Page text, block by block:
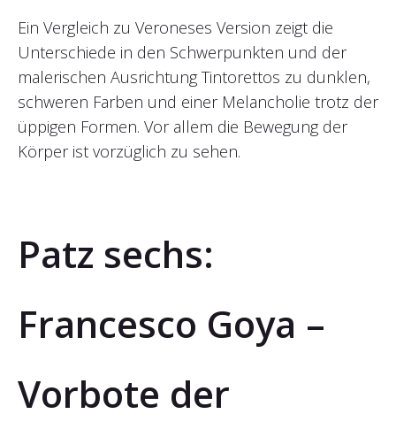
Ein Vergleich zu Veroneses Version zeigt die
Unterschiede in den Schwerpunkten und der
malerischen Ausrichtung Tintorettos zu dunklen,
schweren Farben und einer Melancholie trotz der
üppigen Formen. Vor allem die Bewegung der
Körper ist vorzüglich zu sehen.
Patz sechs:
Francesco Goya –
Vorbote der